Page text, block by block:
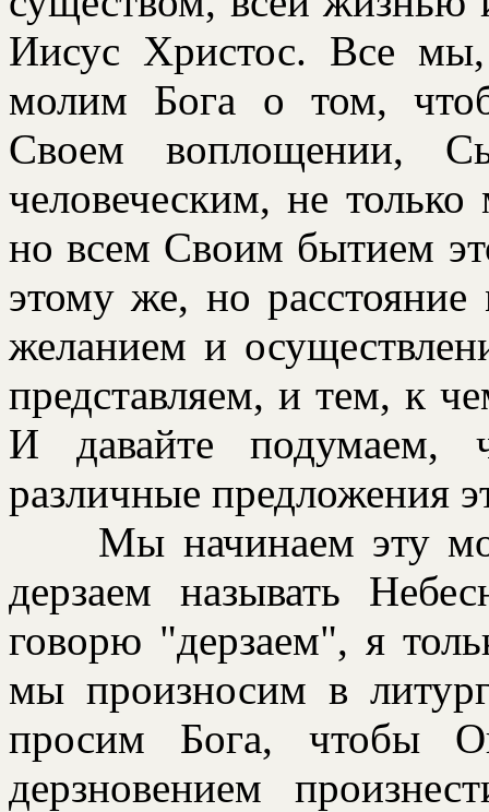
Иисус Христос. Все мы,
молим Бога о том,
Своем воплощении,
человеческим, не
но всем Своим бытием
этому же, но
желанием и
представляем, и тем, к
И давайте подумаем,
различные предложения
Мы начинаем эту
дерзаем называть
говорю "дерзаем", я
мы произносим в
просим Бога, чтобы
дерзновением